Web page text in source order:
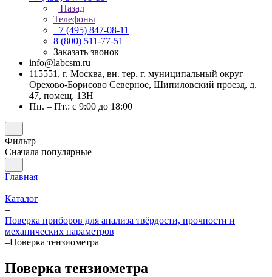
Назад
Телефоны
+7 (495) 847-08-11
8 (800) 511-77-51
Заказать звонок
info@labcsm.ru
115551, г. Москва, вн. тер. г. муниципальный округ
Орехово-Борисово Северное, Шипиловский проезд, д.
47, помещ. 13Н
Пн. – Пт.: с 9:00 до 18:00
Фильтр
Сначала популярные
Главная
–
Каталог
–
Поверка приборов для анализа твёрдости, прочности и
механических параметров
–Поверка тензиометра
Поверка тензиометра